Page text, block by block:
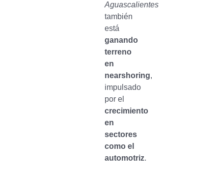
Aguascalientes
también
está
ganando
terreno
en
nearshoring,
impulsado
por el
crecimiento
en
sectores
como el
automotriz.